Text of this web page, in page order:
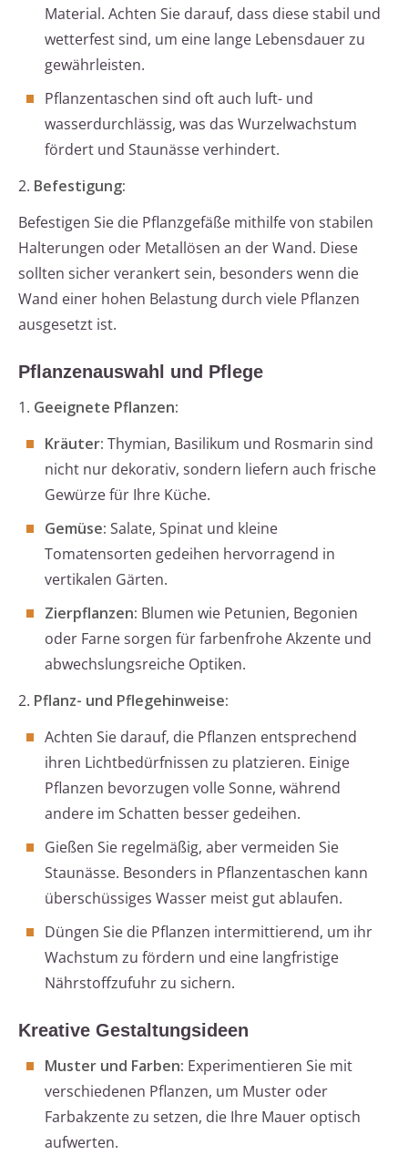
Material. Achten Sie darauf, dass diese stabil und
wetterfest sind, um eine lange Lebensdauer zu
gewährleisten.
Pflanzentaschen sind oft auch luft- und
wasserdurchlässig, was das Wurzelwachstum
fördert und Staunässe verhindert.
2. Befestigung:
Befestigen Sie die Pflanzgefäße mithilfe von stabilen
Halterungen oder Metallösen an der Wand. Diese
sollten sicher verankert sein, besonders wenn die
Wand einer hohen Belastung durch viele Pflanzen
ausgesetzt ist.
Pflanzenauswahl und Pflege
1. Geeignete Pflanzen:
Kräuter: Thymian, Basilikum und Rosmarin sind
nicht nur dekorativ, sondern liefern auch frische
Gewürze für Ihre Küche.
Gemüse: Salate, Spinat und kleine
Tomatensorten gedeihen hervorragend in
vertikalen Gärten.
Zierpflanzen: Blumen wie Petunien, Begonien
oder Farne sorgen für farbenfrohe Akzente und
abwechslungsreiche Optiken.
2. Pflanz- und Pflegehinweise:
Achten Sie darauf, die Pflanzen entsprechend
ihren Lichtbedürfnissen zu platzieren. Einige
Pflanzen bevorzugen volle Sonne, während
andere im Schatten besser gedeihen.
Gießen Sie regelmäßig, aber vermeiden Sie
Staunässe. Besonders in Pflanzentaschen kann
überschüssiges Wasser meist gut ablaufen.
Düngen Sie die Pflanzen intermittierend, um ihr
Wachstum zu fördern und eine langfristige
Nährstoffzufuhr zu sichern.
Kreative Gestaltungsideen
Muster und Farben: Experimentieren Sie mit
verschiedenen Pflanzen, um Muster oder
Farbakzente zu setzen, die Ihre Mauer optisch
aufwerten.